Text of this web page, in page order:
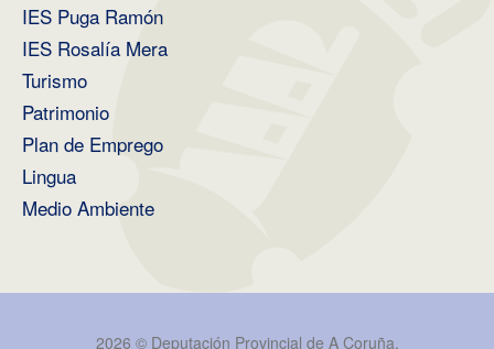
IES Puga Ramón
IES Rosalía Mera
Turismo
Patrimonio
Plan de Emprego
Lingua
Medio Ambiente
2026 © Deputación Provincial de A Coruña.